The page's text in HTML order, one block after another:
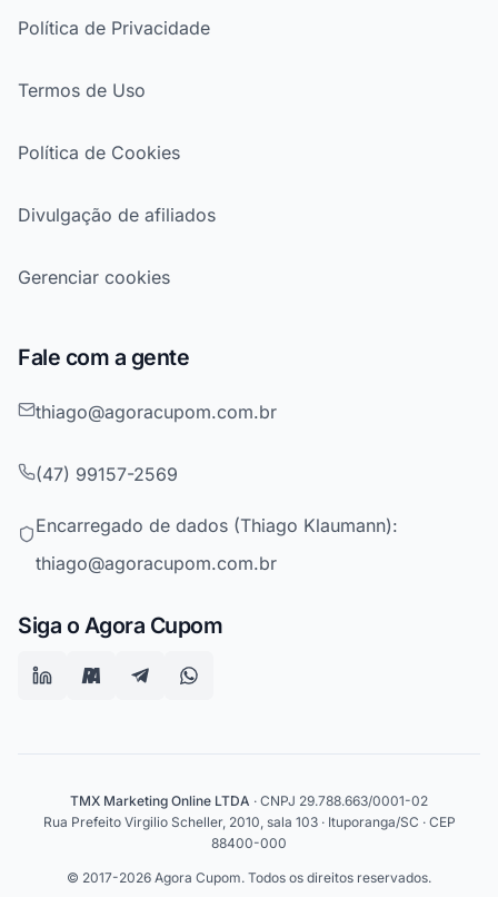
Política de Privacidade
Termos de Uso
Política de Cookies
Divulgação de afiliados
Gerenciar cookies
Fale com a gente
thiago@agoracupom.com.br
(47) 99157-2569
Encarregado de dados (Thiago Klaumann):
thiago@agoracupom.com.br
Siga o Agora Cupom
TMX Marketing Online LTDA · CNPJ 29.788.663/0001-02
Rua Prefeito Virgilio Scheller, 2010, sala 103 · Ituporanga/SC · CEP
88400-000
© 2017-2026 Agora Cupom. Todos os direitos reservados.